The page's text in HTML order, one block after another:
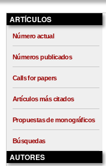
ARTÍCULOS
Número actual
Números publicados
Calls for papers
Artículos más citados
Propuestas de monográficos
Búsquedas
AUTORES